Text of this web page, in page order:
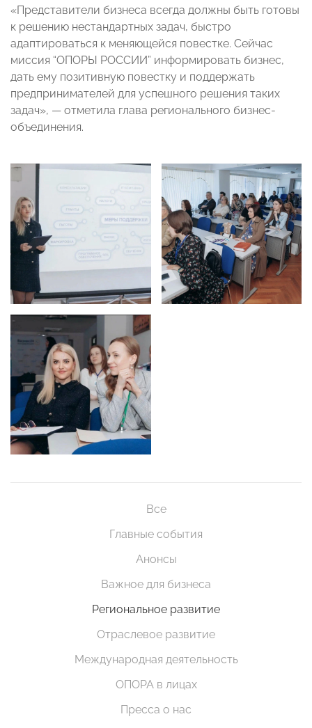
«Представители бизнеса всегда должны быть готовы
к решению нестандартных задач, быстро
адаптироваться к меняющейся повестке. Сейчас
миссия “ОПОРЫ РОССИИ” информировать бизнес,
дать ему позитивную повестку и поддержать
предпринимателей для успешного решения таких
задач», — отметила глава регионального бизнес-
объединения.
Все
Главные события
Анонсы
Важное для бизнеса
Региональное развитие
Отраслевое развитие
Международная деятельность
ОПОРА в лицах
Пресса о нас